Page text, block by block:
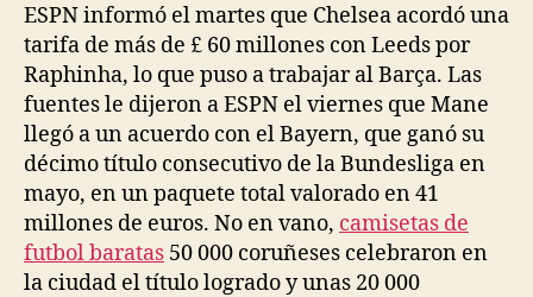
ESPN informó el martes que Chelsea acordó una
tarifa de más de £ 60 millones con Leeds por
Raphinha, lo que puso a trabajar al Barça. Las
fuentes le dijeron a ESPN el viernes que Mane
llegó a un acuerdo con el Bayern, que ganó su
décimo título consecutivo de la Bundesliga en
mayo, en un paquete total valorado en 41
millones de euros. No en vano, camisetas de
futbol baratas 50 000 coruñeses celebraron en
la ciudad el título logrado y unas 20 000